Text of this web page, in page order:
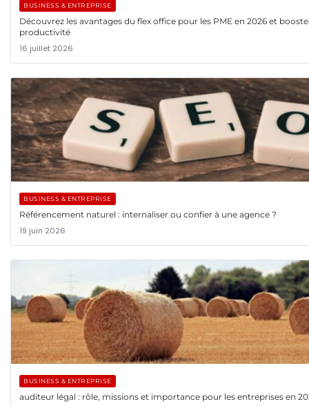
BUSINESS & ENTREPRISE
Découvrez les avantages du flex office pour les PME en 2026 et
productivité
16 juillet 2026
BUSINESS & ENTREPRISE
Référencement naturel : internaliser ou confier à une agence ?
19 juin 2026
BUSINESS & ENTREPRISE
auditeur légal : rôle, missions et importance pour les entreprises en